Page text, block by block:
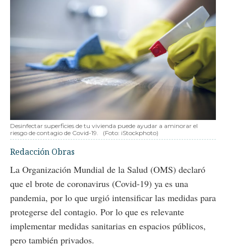
Desinfectar superficies de tu vivienda puede ayudar a aminorar el
riesgo de contagio de Covid-19.
(Foto: iStockphoto)
Redacción Obras
La Organización Mundial de la Salud (OMS) declaró
que el brote de coronavirus (Covid-19) ya es una
pandemia, por lo que urgió intensificar las medidas para
protegerse del contagio. Por lo que es relevante
implementar medidas sanitarias en espacios públicos,
pero también privados.